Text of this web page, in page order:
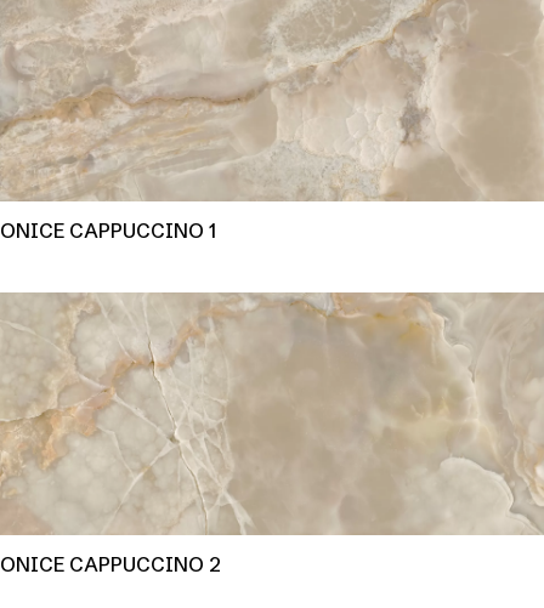
ONICE CAPPUCCINO 1
ONICE CAPPUCCINO 2